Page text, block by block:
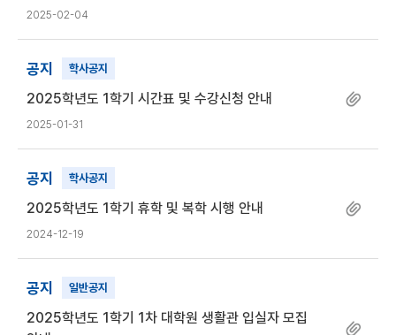
2025-02-04
공지 학사공지
2025학년도 1학기 시간표 및 수강신청 안내
2025-01-31
공지 학사공지
2025학년도 1학기 휴학 및 복학 시행 안내
2024-12-19
공지 일반공지
2025학년도 1학기 1차 대학원 생활관 입실자 모집